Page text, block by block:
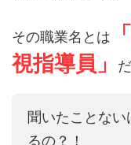
その職業名とは
視指導員」
聞いたことな
るの？！